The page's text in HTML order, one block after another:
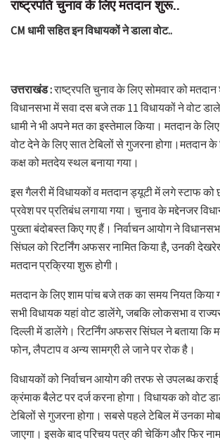
राष्ट्रपति चुनाव के लिए मतदान शुरू..
CM धामी सहित इन विधायकों ने डाला वोट..
उत्तराखंड :राष्ट्रपति चुनाव के लिए सोमवार को
विधानसभा में सवा दस बजे तक 11 विधायकों ने वोट
धामी ने भी अपने मत का इस्तेमाल किया। मतदान के
वोट देने के लिए सात टेबिलों से गुजरना होगा।मतदान के
कक्ष को मतदेय स्थल बनाया गया।
इस गैलरी में विधायकों व मतदान ड्यूटी में लगे स्टाफ
प्रवेश पर प्रतिबंध लगाया गया। चुनाव के मद्देनजर
पुख्ता बंदोबस्त किए गए हैं। निर्वाचन आयोग ने
सिंघल को रिटर्निंग अफसर नामित किया है, उनकी
मतदान प्रक्रिया शुरू होगी।
मतदान के लिए शाम पांच बजे तक का समय नियत किया
सभी विधायक यहां वोट डालेंगे, जबकि लोकसभा व
दिल्ली में डालेंगे। रिटर्निंग अफसर सिंघल ने बताया कि
फोन, लैपटाप व अन्य सामग्री ले जाने पर रोक है।
विधायकों को निर्वाचन आयोग की तरफ से उपलब्ध कराई
क्रंमाक बैलेट पर दर्ज करना होगा। विधायक को वोट
टेबिलों से गुजरना होगा। सबसे पहले टेबिल में उनका
जाएगा। इसके बाद परिचय पत्र की चेकिंग और फिर नाम